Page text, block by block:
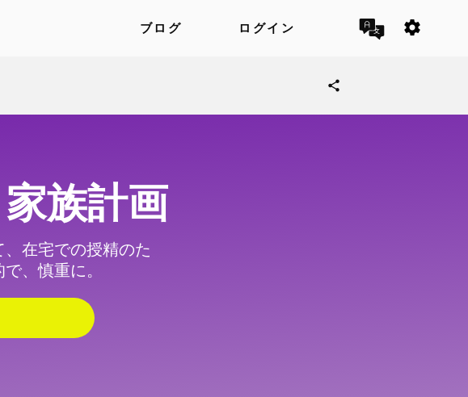
ブログ ログイン settings
share
族計画
在宅での授精のた
、慎重に。